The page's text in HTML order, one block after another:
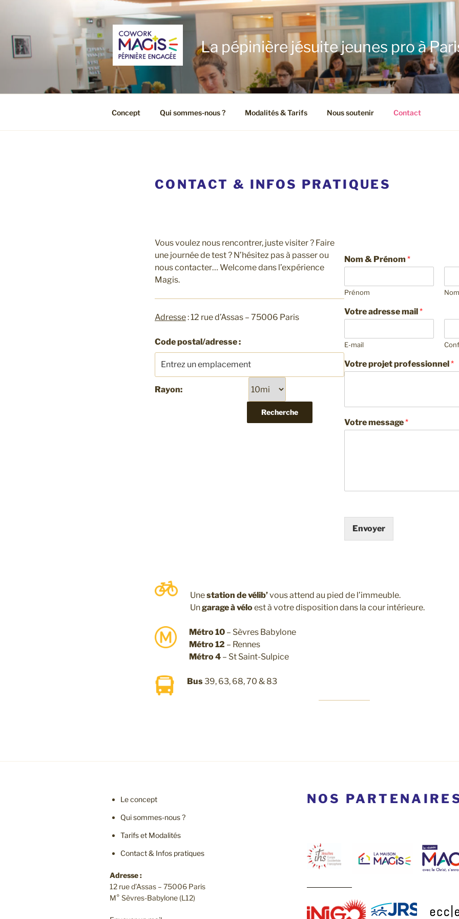
principal
La pépinière jésuite jeunes pro à
Concept Qui sommes-nous ? Modalités & Tarifs Nous soutenir Contact
CONTACT & INFOS PRATIQUES
Vous voulez nous rencontrer, juste visiter ? Faire
une journée de test ? N’hésitez pas à passer ou
nous contacter… Welcome dans l’expérience
Magis.
Adresse: 12 rue d’Assas – 75006 Paris
Code postal/adresse :
Rayon:
Nom & Prénom *
Prénom Nom
Votre adresse mail*
E-mail
Votre projet professionnel*
Votre message*
Envoyer
Unestation de vélib’vous attend au pied de l’immeuble.
Ungarage à véloest à votre disposition dans la cour intérieure.
Métro 10 – Sèvres Babylone
Métro 12 – Rennes
Métro 4 – St Saint-Sulpice
Bus39, 63, 68, 70 & 83
Le concept
Qui sommes-nous ?
Tarifs et Modalités
Contact & Infos pratiques
Adresse :
12 rue d’Assas – 75006 Paris
M° Sèvres-Babylone (L12)
NOS